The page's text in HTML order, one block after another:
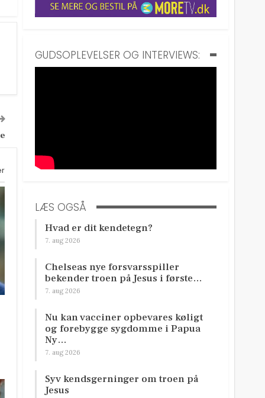
GUDSOPLEVELSER OG INTERVIEWS:
LÆS OGSÅ
Hvad er dit kendetegn?
7. aug 2026
Chelseas nye forsvarsspiller
bekender troen på Jesus i første…
7. aug 2026
Nu kan vacciner opbevares køligt
og forebygge sygdomme i Papua
Ny…
7. aug 2026
Syv kendsgerninger om troen på
Jesus